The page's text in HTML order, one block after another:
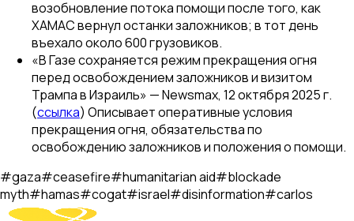
возобновление потока помощи после того, как
ХАМАС вернул останки заложников; в тот день
въехало около 600 грузовиков.
«В Газе сохраняется режим прекращения огня
перед освобождением заложников и визитом
Трампа в Израиль» —Newsmax, 12 октября 2025 г.
(ссылка) Описывает оперативные условия
прекращения огня, обязательства по
освобождению заложников и положения о помощи.
#gaza#ceasefire#humanitarian aid#blockade
myth#hamas#cogat#israel#disinformation#carlos